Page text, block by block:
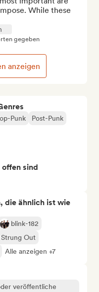
Punk
Post-Punk
sind
die ähnlich ist wie
blink-182
Strung Out
Alle anzeigen +7
veröffentliche
While these
gegeben
anzeigen